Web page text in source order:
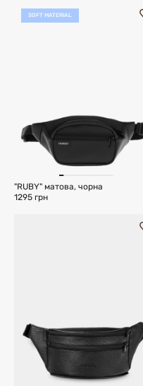
SOFT MATERIAL
"RUBY" матова, чорна
1295 грн